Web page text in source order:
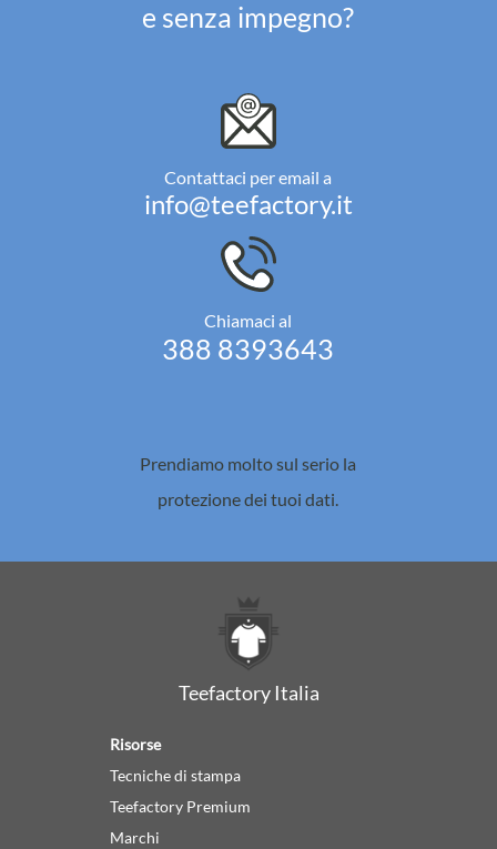
e senza impegno?
Contattaci per email a
info@teefactory.it
Chiamaci al
388 8393643
Prendiamo molto sul serio la
protezione dei tuoi dati.
Teefactory Italia
Risorse
Tecniche di stampa
Teefactory Premium
Marchi